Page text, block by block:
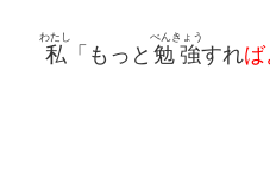
私
わたし
「もっと 勉強
べんきょう
すれば